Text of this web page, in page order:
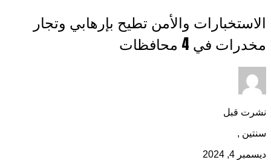
الاستخبارات والأمن تطيح بإرهابي وتجار
مخدرات في 4 محافظات
نشرت قبل
سنتين ,
ديسمبر 4, 2024